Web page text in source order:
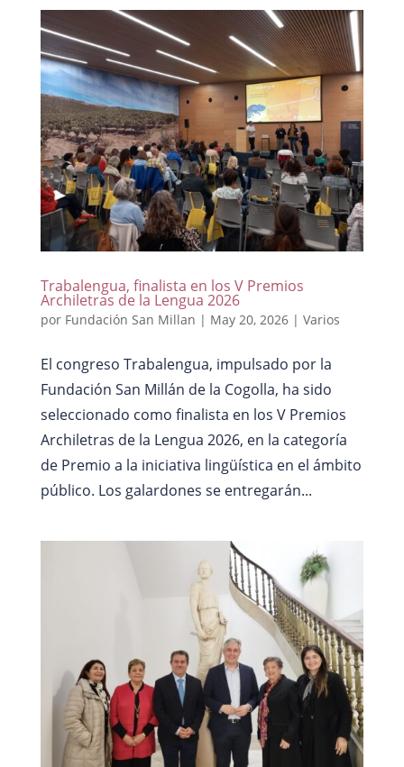
Trabalengua, finalista en los V Premios
Archiletras de la Lengua 2026
por Fundación San Millan | May 20, 2026| Varios
El congreso Trabalengua, impulsado por la
Fundación San Millán de la Cogolla, ha sido
seleccionado como finalista en los V Premios
Archiletras de la Lengua 2026, en la categoría
de Premio a la iniciativa lingüística en el ámbito
público. Los galardones se entregarán...